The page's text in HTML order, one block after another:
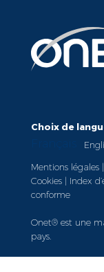
Choix de
Mentions légales|
Cookies| Index
conforme
Onet® est une
pays.